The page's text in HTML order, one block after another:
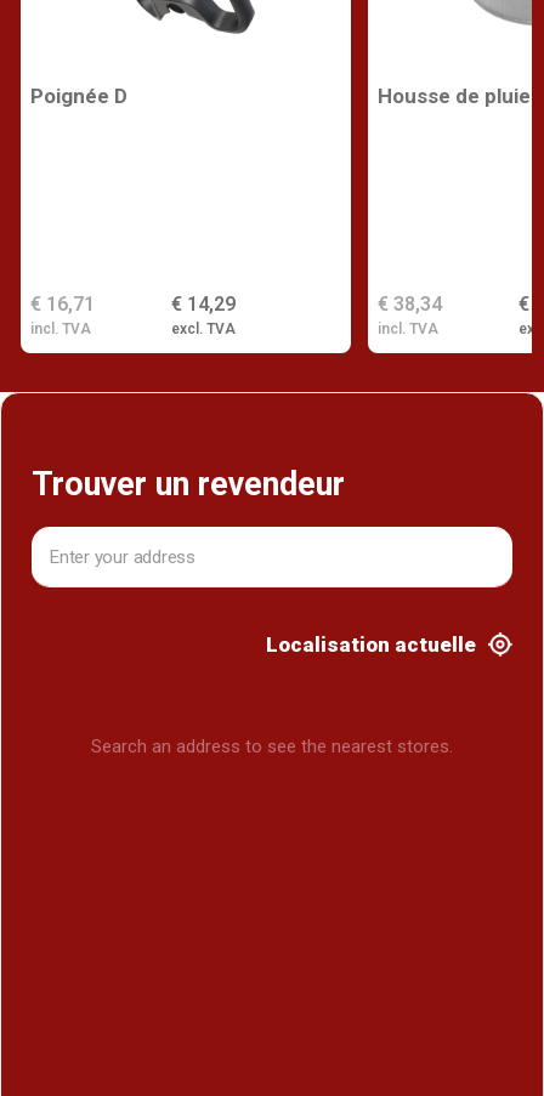
Poignée D
€ 14,29
excl. TVA
€ 16,71
incl. TVA
Housse de pluie
€
€ 38,34
incl. TVA
Trouver un revendeur
Localisation actuelle
Search an address to see the nearest stores.